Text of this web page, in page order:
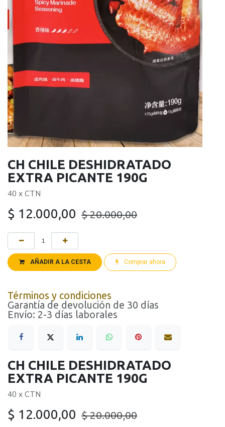
CH CHILE DESHIDRATADO
EXTRA PICANTE 190G
40 x CTN
$ 12.000,00 $20.000,00
AÑADIR A LA CESTA Comprar ahora
Términos y condiciones
Garantía de devolución de 30 días
Envío: 2-3 días laborales
CH CHILE DESHIDRATADO
EXTRA PICANTE 190G
40 x CTN
$ 12.000,00 $20.000,00